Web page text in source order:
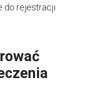
do rejestracji